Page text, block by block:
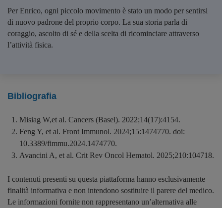
Per Enrico, ogni piccolo movimento è stato un modo per sentirsi
di nuovo padrone del proprio corpo. La sua storia parla di
coraggio, ascolto di sé e della scelta di ricominciare attraverso
l’attività fisica.
Bibliografia
Misiag W,et al. Cancers (Basel). 2022;14(17):4154.
Feng Y, et al. Front Immunol. 2024;15:1474770. doi:
10.3389/fimmu.2024.1474770.
Avancini A, et al. Crit Rev Oncol Hematol. 2025;210:104718.
I contenuti presenti su questa piattaforma hanno esclusivamente
finalità informativa e non intendono sostituire il parere del medico.
Le informazioni fornite non rappresentano un’alternativa alle